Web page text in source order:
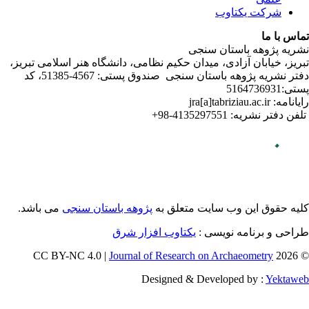
تبریز،
دفتر نشریه پژوهه­ باستان­ سنجی صندوق پستی: 4567-51385، کد
باشد.